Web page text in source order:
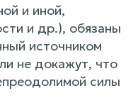
и иной,
и др.), обязаны
источником
не докажут, что
силы